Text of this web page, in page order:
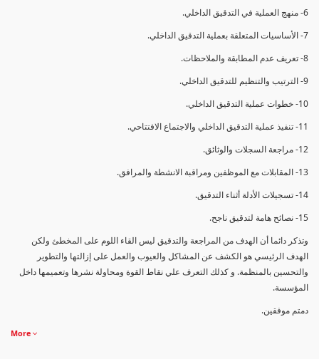
6- منهج العملية في التدقيق الداخلي.
7- الأساسيات المتعلقة بعملية التدقيق الداخلي.
8- تعريف عدم المطابقة والملاحظات.
9- الترتيب والتنظيم للتدقيق الداخلي.
10- خطوات عملية التدقيق الداخلي.
11- تنفيذ عملية التدقيق الداخلي والاجتماع الافتتاحي.
12- مراجعة السجلات والوثائق.
13- المقابلات مع الموظفين ومراقبة الانشطة والمرافق.
14- تسجيلات الأدلة أثناء التدقيق.
15- نصائح هامة لتدقيق ناجح.
وتذكر دائما أن الهدف من المراجعة والتدقيق ليس القاء اللوم على المخطئ ولكن
الهدف الرئيسي هو الكشف عن المشاكل والعيوب والعمل على إزالتها والتطوير
والتحسين بالمنظمة. و كذلك التعرف علي نقاط القوة ومحاولة نشرها وتعميمها داخل
المؤسسة.
دمتم موفقين.
More